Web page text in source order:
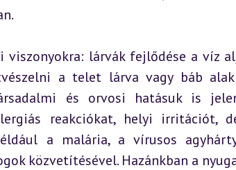
lárvák fejlődése a víz
a telet lárva vagy báb
és orvosi hatásuk is
reakciókat, helyi irritációt,
a malária, a vírusos
közvetítésével. Hazánkban a